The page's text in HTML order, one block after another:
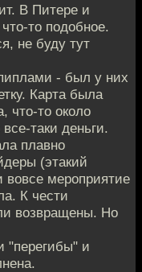
В Питере и
то подобное.
не буду тут
- был у них
Карта была
что-то около
таки деньги.
плавно
(этакий
вовсе мероприятие
К чести
возвращены. Но
"перегибы" и